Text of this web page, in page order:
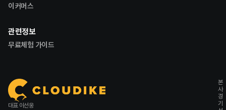
이커머스
관련정보
무료체험 가이드
대표 이선웅
본
사
경
기